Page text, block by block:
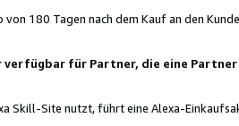
180 Tagen nach dem Kauf an den
verfügbar für Partner, die eine
Skill-Site nutzt, führt eine Alexa-